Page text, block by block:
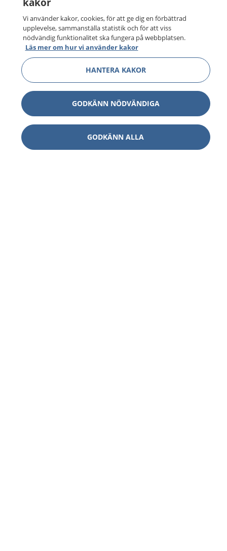
Vi använder kakor, cookies, för att ge dig en förbättrad
upplevelse, sammanställa statistik och för att viss
nödvändig funktionalitet ska fungera på webbplatsen.
Läs mer om hur vi använder kakor
HANTERA KAKOR
GODKÄNN NÖDVÄNDIGA
GODKÄNN ALLA